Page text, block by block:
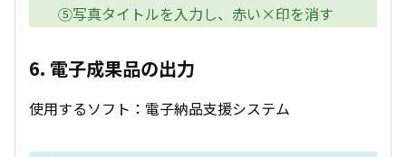
⑤写真タイトルを入力し、赤い×印を消す
6. 電子成果品の出力
使用するソフト：電子納品支援システム